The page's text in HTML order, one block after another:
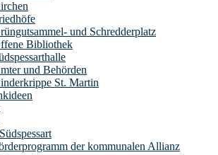
und Schredderplatz
Bibliothek
und Behörden
St. Martin
der kommunalen Allianz